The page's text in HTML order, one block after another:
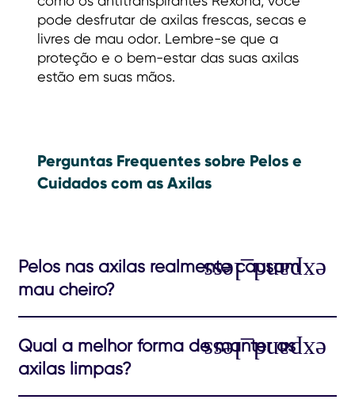
pode desfrutar de axilas frescas, secas e
livres de mau odor. Lembre-se que a
proteção e o bem-estar das suas axilas
estão em suas mãos.
Perguntas Frequentes sobre Pelos e
Cuidados com as Axilas
Pelos nas axilas realmente causam
mau cheiro?
Qual a melhor forma de manter as
axilas limpas?